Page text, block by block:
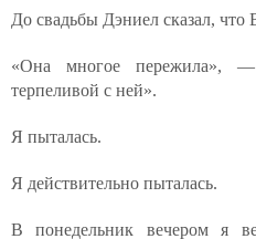
До свадьбы Дэниел сказал, что
«Она многое пережила»,
терпеливой с ней».
Я пыталась.
Я действительно пыталась.
В понедельник вечером я